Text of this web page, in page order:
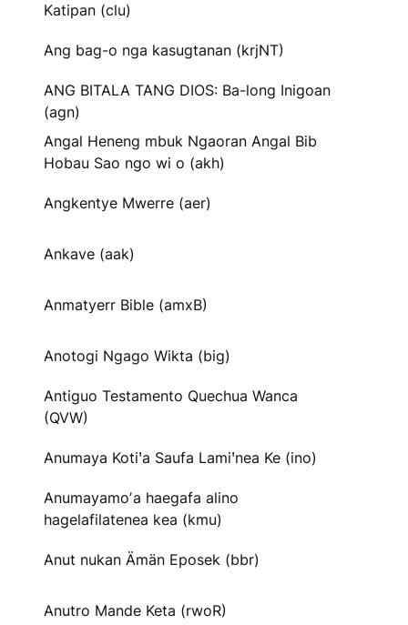
Katipan (clu)
Ang bag-o nga kasugtanan (krjNT)
ANG BITALA TANG DIOS: Ba-long Inigoan
(agn)
Angal Heneng mbuk Ngaoran Angal Bib
Hobau Sao ngo wi o (akh)
Angkentye Mwerre (aer)
Ankave (aak)
Anmatyerr Bible (amxB)
Anotogi Ngago Wikta (big)
Antiguo Testamento Quechua Wanca
(QVW)
Anumaya Kotiꞌa Saufa Lamiꞌnea Ke (ino)
Anumayamoʼa haegafa alino
hagelafilatenea kea (kmu)
Anut nukan Ämän Eposek (bbr)
Anutro Mande Keta (rwoR)